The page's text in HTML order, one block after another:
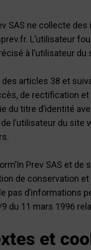
SAS ne collecte
L’utilisateur
à l’utilisateur
articles 38 et
de rectification
du titre d’identité
l’utilisateur du site
Prev SAS et
de conservation
pas
du 11 mars 1996
et